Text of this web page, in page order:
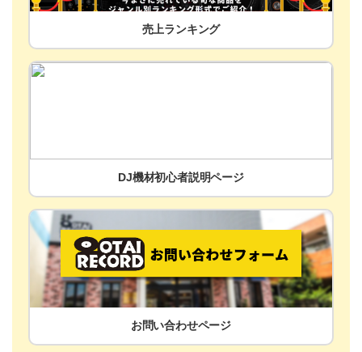
売上ランキング
DJ機材初心者説明ページ
お問い合わせページ